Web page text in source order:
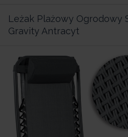
Leżak Plażowy Ogrodowy
Gravity Antracyt